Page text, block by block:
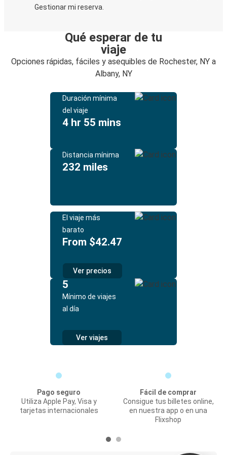
Gestionar mi reserva.
Qué esperar de tu
viaje
Opciones rápidas, fáciles y asequibles de Rochester, NY a
Albany, NY
Duración mínima
del viaje
4 hr 55 mins
Distancia mínima
232 miles
El viaje más
barato
From $42.47
Ver precios
5
Mínimo de viajes
al día
Ver viajes
Pago seguro
Utiliza Apple Pay, Visa y
tarjetas internacionales
Fácil de comprar
Consigue tus billetes online,
en nuestra app o en una
Flixshop